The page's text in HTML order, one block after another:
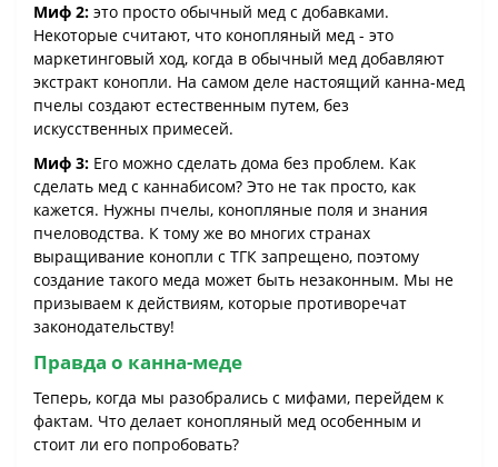
Миф 2: это просто обычный мед с добавками.
Некоторые считают, что конопляный мед - это
маркетинговый ход, когда в обычный мед добавляют
экстракт конопли. На самом деле настоящий канна-мед
пчелы создают естественным путем, без
искусственных примесей.
Миф 3: Его можно сделать дома без проблем. Как
сделать мед с каннабисом? Это не так просто, как
кажется. Нужны пчелы, конопляные поля и знания
пчеловодства. К тому же во многих странах
выращивание конопли с ТГК запрещено, поэтому
создание такого меда может быть незаконным. Мы не
призываем к действиям, которые противоречат
законодательству!
Правда о канна-меде
Теперь, когда мы разобрались с мифами, перейдем к
фактам. Что делает конопляный мед особенным и
стоит ли его попробовать?